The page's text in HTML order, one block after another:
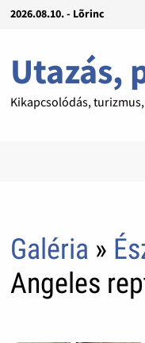
2026.08.10. - Lõrinc
Utazás,
Kikapcsolódás,
Galéria »
Angeles